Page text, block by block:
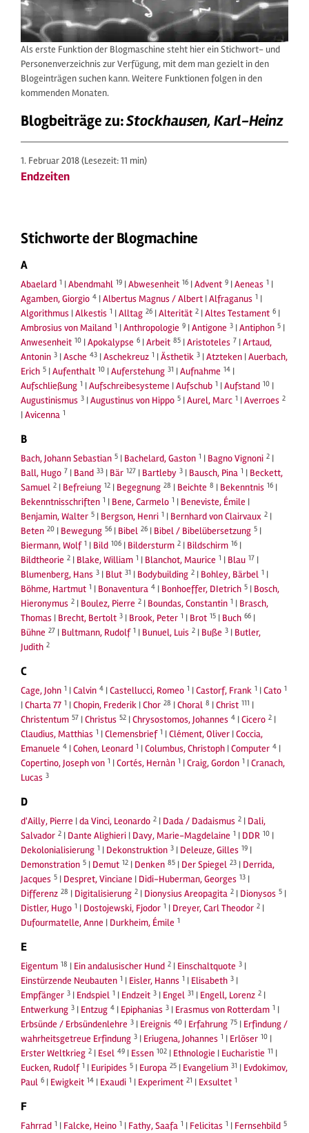
Als erste Funktion der Blogmaschine steht hier ein Stichwort- und
Personenverzeichnis zur Verfügung, mit dem man gezielt in den
Blogeinträgen suchen kann. Weitere Funktionen folgen in den
kommenden Monaten.
Blogbeiträge zu:Stockhausen, Karl-Heinz
1. Februar 2018(Lesezeit: 11 min)
Endzeiten
Stichworte der Blogmachine
A
Abaelard 1 |Abendmahl 19 |Abwesenheit 16 |Advent 9 |Aeneas 1 |
Agamben, Giorgio 4 |Albertus Magnus / Albert |Alfraganus 1 |
Algorithmus |Alkestis 1 |Alltag 26 |Alterität 2 |Altes Testament 6 |
Ambrosius von Mailand 1 |Anthropologie 9 |Antigone 3 |Antiphon 5 |
Anwesenheit 10 |Apokalypse 6 |Arbeit 85 |Aristoteles 7 |Artaud,
Antonin 3 |Asche 43 |Aschekreuz 1 |Ästhetik 3 |Atzteken |Auerbach,
Erich 5 |Aufenthalt 10 |Auferstehung 31 |Aufnahme 14 |
Aufschließung 1 |Aufschreibesysteme |Aufschub 1 |Aufstand 10 |
Augustinismus 3 |Augustinus von Hippo 5 |Aurel, Marc 1 |Averroes 2
|Avicenna 1
B
Bach, Johann Sebastian 5 | Bachelard, Gaston 1 | Bagno Vignoni 2 |
Ball, Hugo 7 | Band 33 | Bär 127 | Bartleby 3 | Bausch, Pina 1 | Beckett,
Samuel 2 | Befreiung 12 | Begegnung 28 | Beichte 8 | Bekenntnis 16 |
Bekenntnisschriften 1 | Bene, Carmelo 1 | Beneviste, Émile |
Benjamin, Walter 5 | Bergson, Henri 1 | Bernhard von Clairvaux 2 |
Beten 20 | Bewegung 56 | Bibel 26 | Bibel / Bibelübersetzung 5 |
Biermann, Wolf 1 | Bild 106 | Bildersturm 2 | Bildschirm 16 |
Bildtheorie 2 | Blake, William 1 | Blanchot, Maurice 1 | Blau 17 |
Blumenberg, Hans 3 | Blut 31 | Bodybuilding 2 | Bohley, Bärbel 1 |
Böhme, Hartmut 1 | Bonaventura 4 | Bonhoeffer, DIetrich 5 | Bosch,
Hieronymus 2 | Boulez, Pierre 2 | Boundas, Constantin 1 | Brasch,
Thomas | Brecht, Bertolt 3 | Brook, Peter 1 | Brot 15 | Buch 66 |
Bühne 27 | Bultmann, Rudolf 1 | Bunuel, Luis 2 | Buße 3 | Butler,
Judith 2
C
Cage, John 1 |Calvin 4 |Castellucci, Romeo 1 |Castorf, Frank 1 |Cato 1
|Charta 77 1 |Chopin, Frederik |Chor 28 |Choral 8 |Christ 111 |
Christentum 57 |Christus 52 |Chrysostomos, Johannes 4 |Cicero 2 |
Claudius, Matthias 1 |Clemensbrief 1 |Clément, Oliver |Coccia,
Emanuele 4 |Cohen, Leonard 1 |Columbus, Christoph |Computer 4 |
Copertino, Joseph von 1 |Cortés, Hernàn 1 |Craig, Gordon 1 |Cranach,
Lucas 3
D
d'Ailly, Pierre |da Vinci, Leonardo 2 | Dada / Dadaismus 2 | Dali,
Salvador 2 | Dante Alighieri | Davy, Marie-Magdelaine 1 | DDR 10 |
Dekolonialisierung 1 | Dekonstruktion 3 | Deleuze, Gilles 19 |
Demonstration 5 | Demut 12 | Denken 85 | Der Spiegel 23 | Derrida,
Jacques 5 | Despret, Vinciane | Didi-Huberman, Georges 13 |
Differenz 28 | Digitalisierung 2 | Dionysius Areopagita 2 | Dionysos 5 |
Distler, Hugo 1 | Dostojewski, Fjodor 1 | Dreyer, Carl Theodor 2 |
Dufourmatelle, Anne | Durkheim, Émile 1
E
Eigentum 18 | Ein andalusischer Hund 2 | Einschaltquote 3 |
Einstürzende Neubauten 1 | Eisler, Hanns 1 | Elisabeth 3 |
Empfänger 3 | Endspiel 1 | Endzeit 3 | Engel 31 | Engell, Lorenz 2 |
Entwerkung 3 | Entzug 4 | Epiphanias 3 | Erasmus von Rotterdam 1 |
Erbsünde / Erbsündenlehre 3 | Ereignis 40 | Erfahrung 75 | Erfindung /
wahrheitsgetreue Erfindung 3 | Eriugena, Johannes 1 | Erlöser 10 |
Erster Weltkrieg 2 | Esel 49 | Essen 102 | Ethnologie | Eucharistie 11 |
Eucken, Rudolf 1 | Euripides 5 | Europa 25 | Evangelium 31 | Evdokimov,
Paul 6 | Ewigkeit 14 | Exaudi 1 | Experiment 21 | Exsultet 1
F
Fahrrad 1 | Falcke, Heino 1 | Fathy, Saafa 1 | Felicitas 1 | Fernsehbild 5